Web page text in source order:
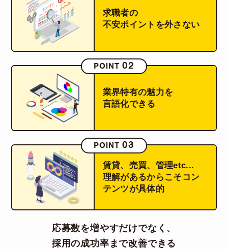
求職者の
不安ポイントを外さない
POINT02
業界特有の魅力を
言語化できる
POINT03
賃貸、売買、管理etc...
理解があるからこそコン
テンツが具体的
応募数を増やすだけでなく、
採用の成功率まで改善できる